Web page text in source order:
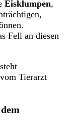
Eisklumpen,
Fell an diesen
Tierarzt